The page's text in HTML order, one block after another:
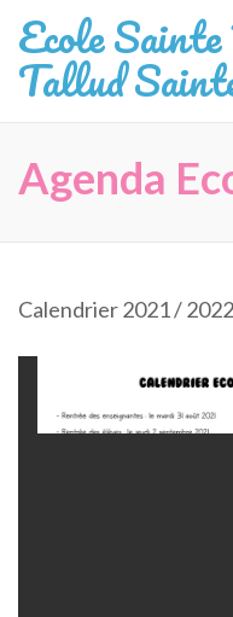
au
contenu
(Pressez
Ecole
Tallud
Agenda
Calendrier 2021 /